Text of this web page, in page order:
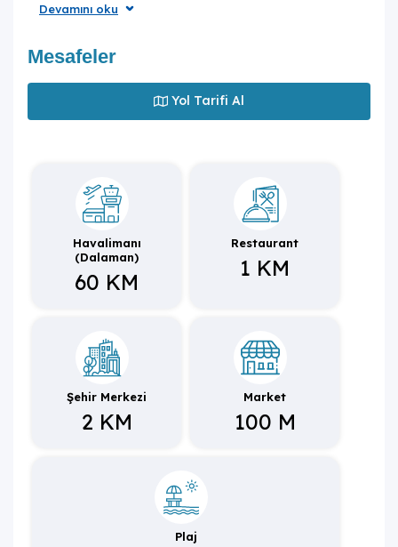
yatak odasında çift kişilik yatak, ebeveyn banyosu ve
yatak ve banyo, üçüncü yatak odasında çift kişilik yatak,
kişilik yatak ve banyo bulunmaktadır.
ayrıcalıklı bir tatilin keyfini sürebilecek, tatilinizin tadına
varacağınız bu villa, keyifli bir mola için siz değerli
misafirlerini ağırlamayı beklemektedir.
Devamını oku
Mesafeler
Yol Tarifi Al
Havalimanı
(Dalaman)
60 KM
Restaurant
1 KM
Şehir Merkezi
2 KM
Market
100 M
Plaj